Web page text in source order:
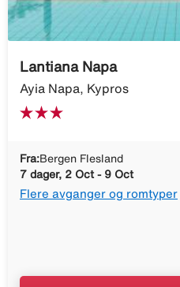
Lantiana Napa
Ayia Napa, Kypros
Fra:Bergen Flesland
7 dager, 2 Oct - 9 Oct
Flere avganger og romtyper